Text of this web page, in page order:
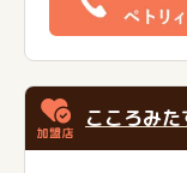
こころみ